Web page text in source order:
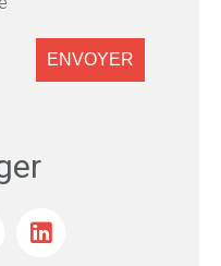
ENVOYER